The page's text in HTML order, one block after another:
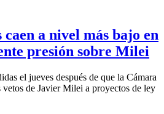
a nivel más bajo en
presión sobre Milei
el jueves después de que la Cámara
vetos de Javier Milei a proyectos de ley